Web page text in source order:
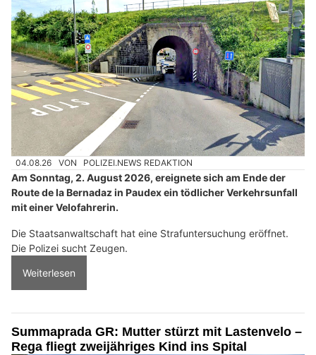
04.08.26 VON POLIZEI.NEWS REDAKTION
Am Sonntag, 2. August 2026, ereignete sich am Ende der
Route de la Bernadaz in Paudex ein tödlicher Verkehrsunfall
mit einer Velofahrerin.
Die Staatsanwaltschaft hat eine Strafuntersuchung eröffnet.
Die Polizei sucht Zeugen.
Weiterlesen
Summaprada GR: Mutter stürzt mit Lastenvelo –
Rega fliegt zweijähriges Kind ins Spital